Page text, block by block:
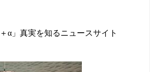
α」真実を知るニュースサイト